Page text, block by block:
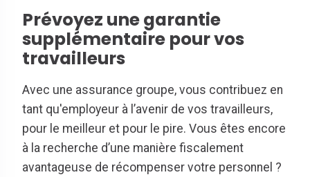
Prévoyez une garantie
supplémentaire pour vos
travailleurs
Avec une assurance groupe, vous contribuez en
tant qu'employeur à l’avenir de vos travailleurs,
pour le meilleur et pour le pire. Vous êtes encore
à la recherche d’une manière fiscalement
avantageuse de récompenser votre personnel ?